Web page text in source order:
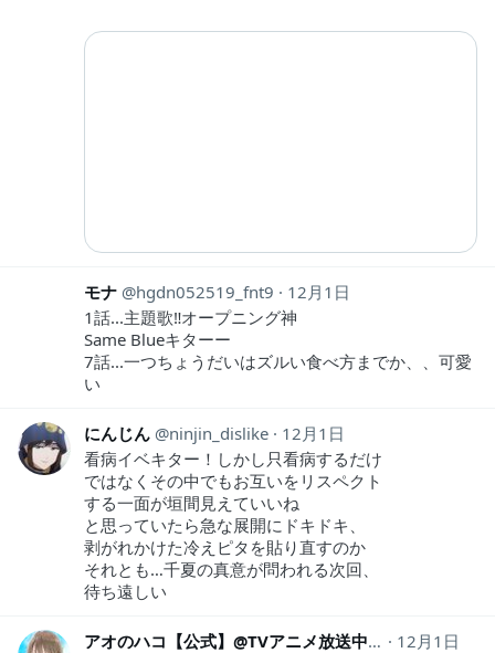
モナ hgdn052519_fnt9
12月1日
1話...主題歌‼︎オープニング神
Same Blueキターー
7話...一つちょうだいはズルい食べ方までか、、可愛
い
にんじん ninjin_dislike
12月1日
看病イベキター！しかし只看病するだけ
ではなくその中でもお互いをリスペクト
する一面が垣間見えていいね
と思っていたら急な展開にドキドキ、
剥がれかけた冷えピタを貼り直すのか
それとも…千夏の真意が問われる次回、
待ち遠しい
アオのハコ【公式】@TVアニメ放送中！
12月1日